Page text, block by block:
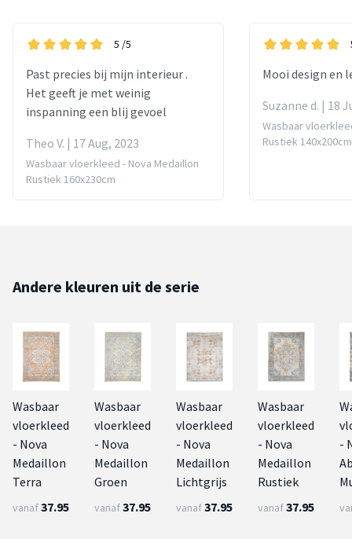
5 /5
Past precies bij mijn interieur .
Het geeft je met weinig
inspanning een blij gevoel
Theo V. | 17 Aug, 2023
Wasbaar vloerkleed - Nova Medaillon
Rustiek 160x230cm
Mooi design en
Suzanne d. | 18
Wasbaar
Rustiek 140x200cm
Andere kleuren uit de serie
Wasbaar
vloerkleed
- Nova
Medaillon
Terra
vanaf37.95
Wasbaar
vloerkleed
- Nova
Medaillon
Groen
vanaf37.95
Wasbaar
vloerkleed
- Nova
Medaillon
Lichtgrijs
vanaf37.95
Wasbaar
vloerkleed
- Nova
Medaillon
Rustiek
vanaf37.95
-